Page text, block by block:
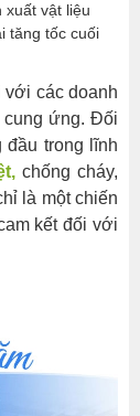
vật liệu
tăng tốc cuối
với các doanh
cung ứng. Đối
trong lĩnh
chống cháy,
là một chiến
kết đối với